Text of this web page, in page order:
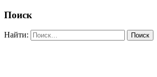
Поиск
Найти: